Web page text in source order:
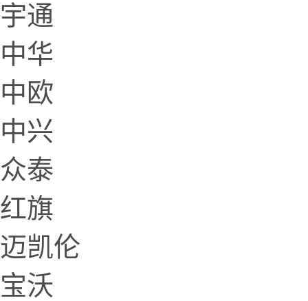
宇通
中华
中欧
中兴
众泰
红旗
迈凯伦
宝沃